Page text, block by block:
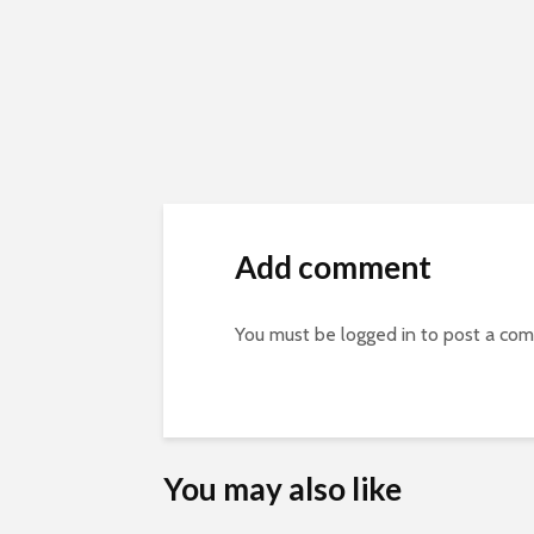
Add comment
You must be logged in to post a
You may also like